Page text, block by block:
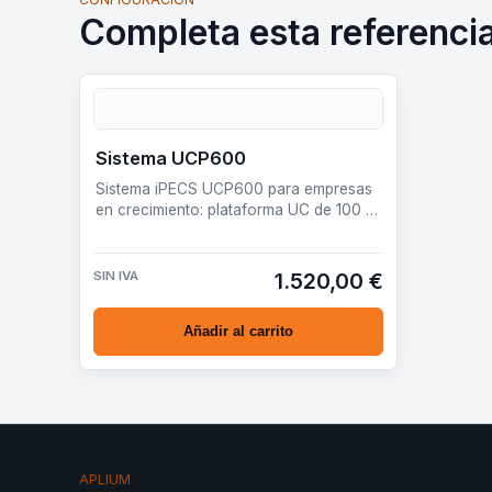
Completa esta
Sistema UCP600
Sistema iPECS UCP600 para empresas
en crecimiento: plataforma UC de 100 a
para vo…
SIN IVA 1.520,00 €
Añadir al carrito
APLIUM